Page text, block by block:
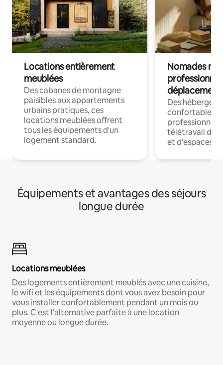
Locations entièrement
meublées
Des cabanes de montagne
paisibles aux appartements
urbains pratiques, ces
locations meublées offrent
tous les équipements d'un
logement standard.
Nomades
déplacement
Des
confortables
professionnels
télétravail
et d'espaces
Équipements et avantages des séjours
longue durée
Locations meublées
Des logements entièrement meublés avec une cuisine,
le wifi et les équipements dont vous avez besoin pour
vous installer confortablement pendant un mois ou
plus. C'est l'alternative parfaite à une location
moyenne ou longue durée.